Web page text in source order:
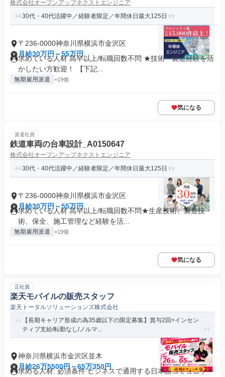
株式会社オープンアップネクストエンジニア
30代・40代活躍中／経験者限定／年間休日最大125日
〒236-0000神奈川県横浜市金沢区
月給30万円～55万円
求めている人材 高卒以上/転職回数不問 ★技術・製造経験を活
かしたい方歓迎！ 【下記...
無期雇用派遣 +19個
気になる
派遣社員
鉄道車両の台車設計_A0150647
株式会社オープンアップネクストエンジニア
30代・40代活躍中／経験者限定／年間休日最大125日
〒236-0000神奈川県横浜市金沢区
月給30万円～55万円
求めている人材 高卒以上/転職回数不問★生産技術、製造技
術、保全、施工管理など経験を活...
無期雇用派遣 +19個
気になる
正社員
楽天モバイルの販売スタッフ
楽天トータルソリューションズ株式会社
【長期キャリア形成の為35歳以下の限定募集】賞与2回+インセン
ティブ支給/転勤なし/ノルマ...
神奈川県横浜市金沢区並木
月給26万5500円～65万350円
求める人材: 必須条件 ビジネスで通用する日本語コミュニケー